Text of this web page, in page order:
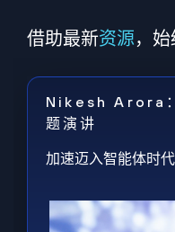
借助最新资源，
Nikesh Arora
题演讲
加速迈入智能体时